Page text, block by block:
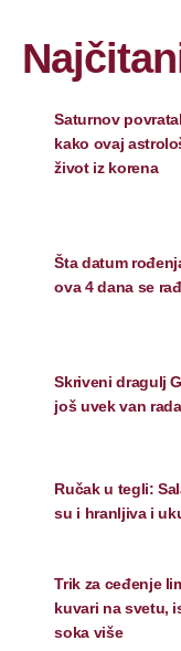
Saturnov
kako ovaj
život iz korena
Šta datum
ova 4 dana se
Skriveni dragulj
još uvek van
Ručak u tegli:
su i hranljiva i
Trik za ceđenje
kuvari na svetu,
soka više